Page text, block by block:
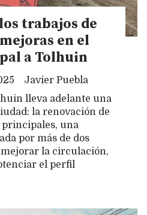
trabajos de
en el
a Tolhuin
Javier Puebla
lleva adelante una
la renovación de
principales, una
por más de dos
mejorar la circulación,
el perfil